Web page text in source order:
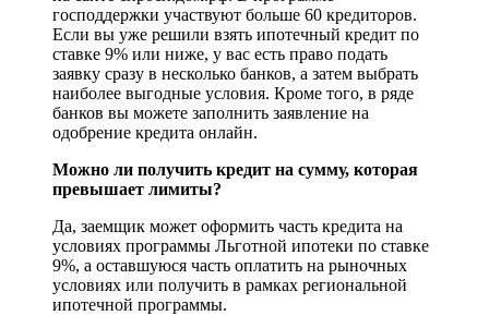
господдержки участвуют больше 60 кредиторов.
Если вы уже решили взять ипотечный кредит по
ставке 9% или ниже, у вас есть право подать
заявку сразу в несколько банков, а затем выбрать
наиболее выгодные условия. Кроме того, в ряде
банков вы можете заполнить заявление на
одобрение кредита онлайн.
Можно ли получить кредит на сумму, которая
превышает лимиты?
Да, заемщик может оформить часть кредита на
условиях программы Льготной ипотеки по ставке
9%, а оставшуюся часть оплатить на рыночных
условиях или получить в рамках региональной
ипотечной программы.